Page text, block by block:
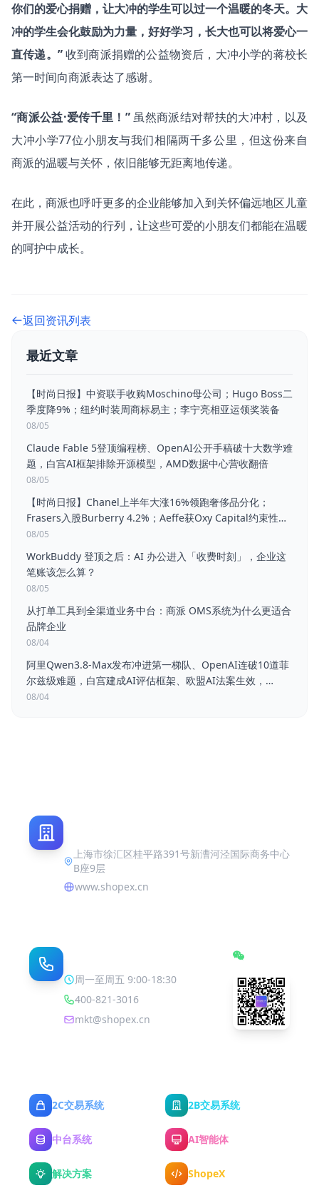
你们的爱心捐赠，让大冲的学生可以过一个温暖的冬天。大
冲的学生会化鼓励为力量，好好学习，长大也可以将爱心一
直传递。”收到商派捐赠的公益物资后，大冲小学的蒋校长
第一时间向商派表达了感谢。
“商派公益·爱传千里！”虽然商派结对帮扶的大冲村，以及
大冲小学77位小朋友与我们相隔两千多公里，但这份来自
商派的温暖与关怀，依旧能够无距离地传递。
在此，商派也呼吁更多的企业能够加入到关怀偏远地区儿童
并开展公益活动的行列，让这些可爱的小朋友们都能在温暖
的呵护中成长。
返回资讯列表
最近文章
【时尚日报】中资联手收购Moschino母公司；Hugo Boss二
季度降9%；纽约时装周商标易主；李宁亮相亚运领奖装备
08/05
Claude Fable 5登顶编程榜、OpenAI公开手稿破十大数学难
题，白宫AI框架排除开源模型，AMD数据中心营收翻倍
08/05
【时尚日报】Chanel上半年大涨16%领跑奢侈品分化；
Frasers入股Burberry 4.2%；Aeffe获Oxy Capital约束性收
购要约；菲拉格慕H1扭亏为盈
08/05
WorkBuddy 登顶之后：AI 办公进入「收费时刻」，企业这
笔账该怎么算？
08/05
从打单工具到全渠道业务中台：商派 OMS系统为什么更适合
品牌企业
08/04
阿里Qwen3.8-Max发布冲进第一梯队、OpenAI连破10道菲
尔兹级难题，白宫建成AI评估框架、欧盟AI法案生效，
Palantir营收大涨、Amazon市值破3万亿
08/04
上海市徐汇区桂平路391号新漕河泾国际商务中心
B座9层
www.shopex.cn
周一至周五 9:00-18:30
400-821-3016
mkt@shopex.cn
2C交易系统 2B交易系统
中台系统 AI智能体
解决方案 ShopeX